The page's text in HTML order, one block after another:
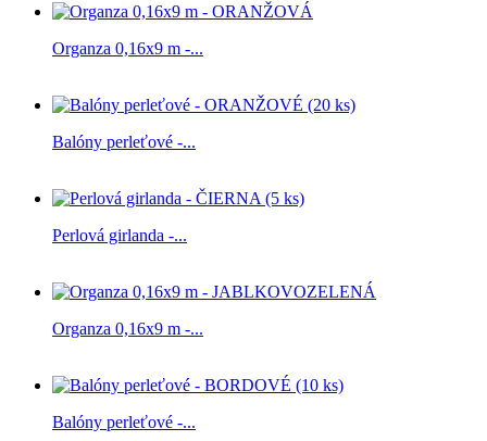
Organza 0,16x9 m -...
Balóny perleťové -...
Perlová girlanda -...
Organza 0,16x9 m -...
Balóny perleťové -...